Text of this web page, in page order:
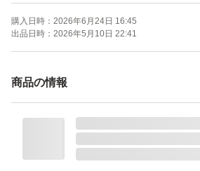
ゆうパケットポスト
※送料を抑えるために簡易包装によ
【出品者よりお客様へ】
す。
況に応じて記載日より新しい物をお
購入日時： 2026年6月24日 16:45
出品日時： 2026年5月10日 22:41
商品の情報